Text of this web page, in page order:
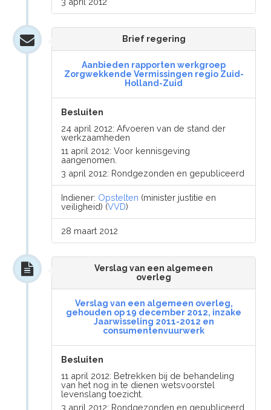
Brief regering
Aanbieden rapporten werkgroep
Zorgwekkende Vermissingen regio Zuid-
Holland-Zuid
Besluiten
24 april 2012: Afvoeren van de stand der
werkzaamheden
11 april 2012: Voor kennisgeving
aangenomen.
3 april 2012: Rondgezonden en gepubliceerd
Indiener: Opstelten (minister justitie en
veiligheid) (VVD)
28 maart 2012
Verslag van een algemeen
overleg
Verslag van een algemeen overleg,
gehouden op 19 december 2012, inzake
Jaarwisseling 2011-2012 en
consumentenvuurwerk
Besluiten
11 april 2012: Betrekken bij de behandeling
van het nog in te dienen wetsvoorstel
levenslang toezicht.
3 april 2012: Rondgezonden en gepubliceerd